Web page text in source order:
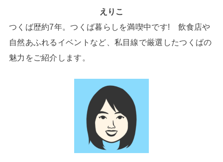
えりこ
つくば歴約7年。つくば暮らしを満喫中です! 飲食店や
自然あふれるイベントなど、私目線で厳選したつくばの
魅力をご紹介します。